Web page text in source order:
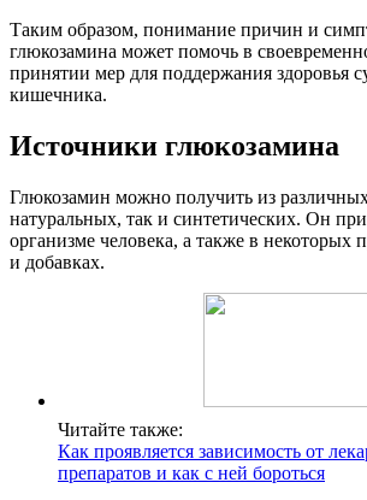
Таким образом, понимание причин и
глюкозамина может помочь в
принятии мер для поддержания здоровья
кишечника.
Источники глюкозамина
Глюкозамин можно получить из
натуральных, так и синтетических. Он
организме человека, а также в некоторых
и добавках.
Читайте также:
Как проявляется зависимость от
препаратов и как с ней бороться